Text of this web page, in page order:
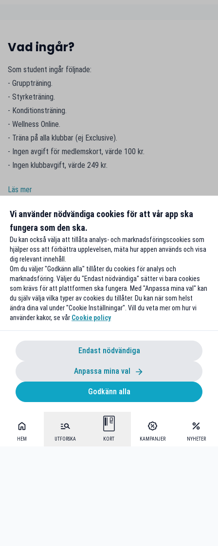
HEM UTFORSKA KORT KAMPANJER NYHETER
Vad ingår?
Som student ingår följnade:
- Gruppträning.
- Styrketräning.
- Konditionsträning.
- Wellness Online.
- Träna på alla klubbar (ej Exclusive).
- Ingen avgift för medlemskort, värde 100 kr.
- Ingen klubbavgift, värde 249 kr.
Läs mer
Vi använder nödvändiga cookies för att vår app ska
fungera som den ska.
Du kan också välja att tillåta analys- och marknadsföringscookies som
hjälper oss att förbättra upplevelsen, mäta hur appen används och visa
dig relevant innehåll.
Om du väljer "Godkänn alla" tillåter du cookies för analys och
marknadsföring. Väljer du "Endast nödvändiga" sätter vi bara cookies
som krävs för att plattformen ska fungera. Med "Anpassa mina val" kan
du själv välja vilka typer av cookies du tillåter. Du kan när som helst
ändra dina val under "Cookie Inställningar". Vill du veta mer om hur vi
använder kakor, se vår Cookie policy
Endast nödvändiga
Anpassa mina val
Godkänn alla